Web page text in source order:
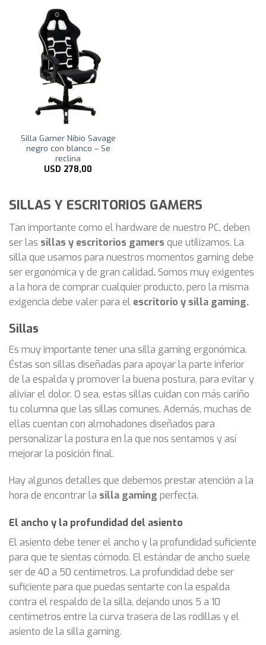
Silla Gamer Nibio Savage
negro con blanco – Se
reclina
USD 278,00
SILLAS Y ESCRITORIOS GAMERS
Tan importante como el hardware de nuestro PC, deben
ser las sillas y escritorios gamers que utilizamos. La
silla que usamos para nuestros momentos gaming debe
ser ergonómica y de gran calidad.Somos muy exigentes
a la hora de comprar cualquier producto, pero la misma
exigencia debe valer para el escritorio y silla gaming.
Sillas
Es muy importante tener una silla gaming ergonómica.
Éstas son sillas diseñadas para apoyar la parte inferior
de la espalda y promover la buena postura, para evitar y
aliviar el dolor. O sea, estas sillas cuidan con más cariño
tu columna que las sillas comunes. Además, muchas de
ellas cuentan con almohadones diseñados para
personalizar la postura en la que nos sentamos y así
mejorar la posición final.
Hay algunos detalles que debemos prestar atención a la
hora de encontrar la silla gaming perfecta.
El ancho y la profundidad del asiento
El asiento debe tener el ancho y la profundidad suficiente
para que te sientas cómodo. El estándar de ancho suele
ser de 40 a 50 centímetros. La profundidad debe ser
suficiente para que puedas sentarte con la espalda
contra el respaldo de la silla, dejando unos 5 a 10
centímetros entre la curva trasera de las rodillas y el
asiento de la silla gaming.